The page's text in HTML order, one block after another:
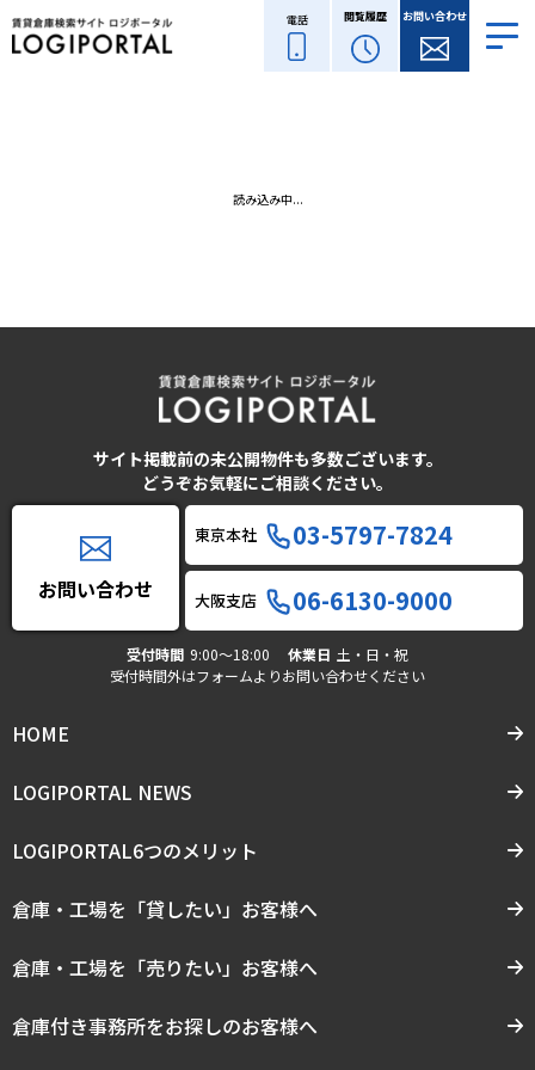
電話 閲覧履歴 お問い合わせ
読み込み中...
サイト掲載前の未公開物件も多数ございます。
どうぞお気軽にご相談ください。
お問い合わせ
東京本社 03-5797-7824
大阪支店 06-6130-9000
受付時間 9:00〜18:00 休業日 土・日・祝
受付時間外はフォームよりお問い合わせください
HOME
LOGIPORTAL NEWS
LOGIPORTAL6つのメリット
倉庫・工場を「貸したい」お客様へ
倉庫・工場を「売りたい」お客様へ
倉庫付き事務所をお探しのお客様へ